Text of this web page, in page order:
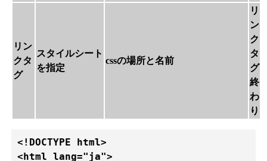
リン
クタ
グ
スタイルシート
を指定
cssの場所と名前
リ
ン
ク
タ
グ
終
わ
り
<!DOCTYPE html>
<html lang="ja">